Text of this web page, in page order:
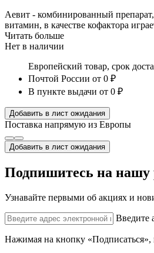
Аевит - комбинированный
витамин, в качестве кофактора
Читать больше
Нет в наличии
Европейский товар, срок
Почтой России от 0 ₽
В пункте выдачи от 0 ₽
Добавить в лист ожидания
Поставка напрямую из Европы
Добавить в лист ожидания
Подпишитесь на нашу
Узнавайте первыми об акциях и
Введите
Нажимая на кнопку «Подписаться»,